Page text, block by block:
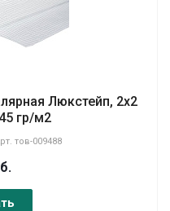
Люкстейп, 2х2
гр/м2
тов-009488